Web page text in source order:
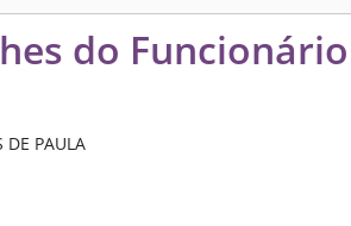
do Funcionário
DE PAULA